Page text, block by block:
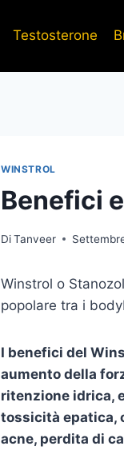
Testosterone
WINSTROL
Benefici
DiTanveer
Winstrol o
popolare tra i
I benefici del
aumento della
ritenzione idrica,
tossicità epatica,
acne, perdita di